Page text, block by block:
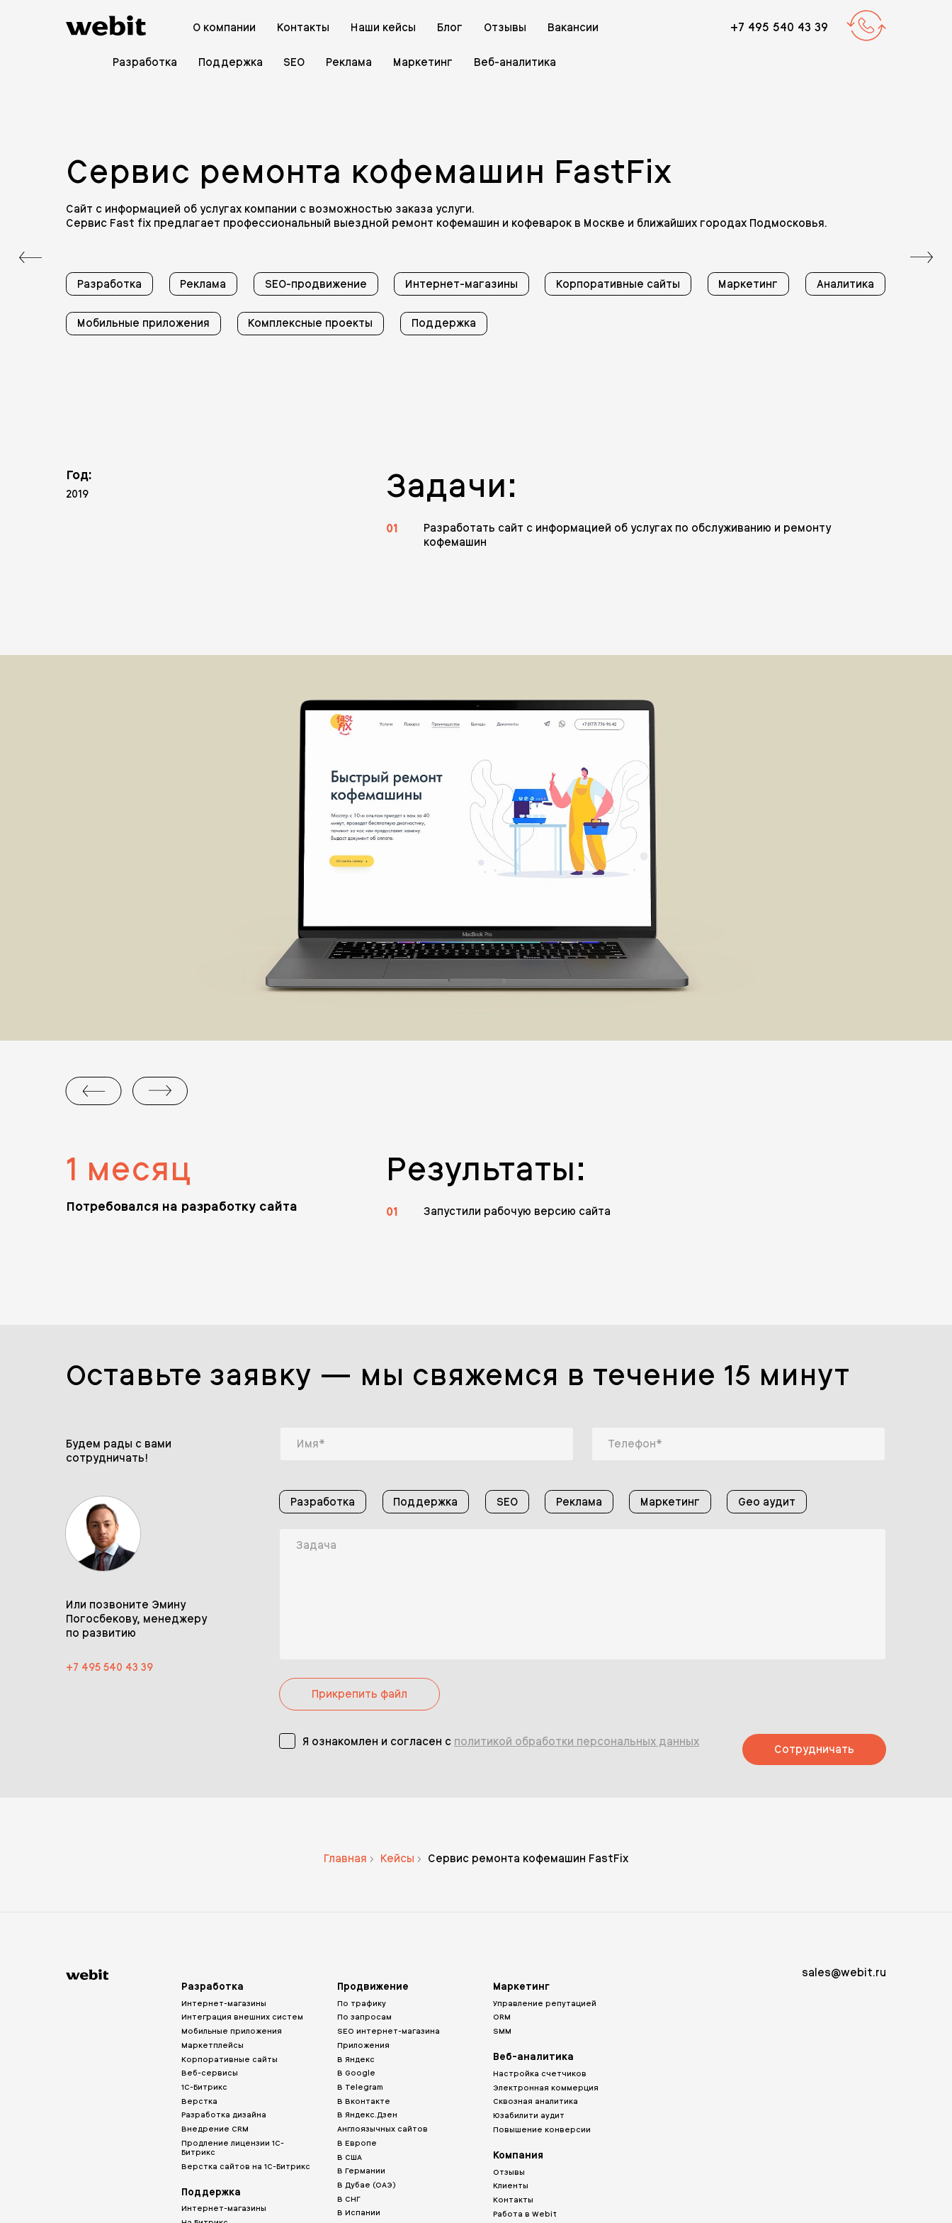
О компании Контакты Наши кейсы Блог Отзывы Вакансии +7 495 540 43 39
Разработка Поддержка SEO Реклама Маркетинг Веб-аналитика
Сервис ремонта кофемашин FastFix
Сайт с информацией об услугах компании с возможностью заказа услуги.
Сервис Fast fix предлагает профессиональный выездной ремонт кофемашин и кофеварок в Москве и ближайших городах Подмосковья.
Разработка Реклама SEO-продвижение Интернет-магазины Корпоративные сайты Маркетинг Аналитика
Мобильные приложения Комплексные проекты Поддержка
Год:
2019 Задачи:
01
Разработать сайт с информацией об услугах по обслуживанию и ремонту
кофемашин
1 месяц
Потребовался на разработку сайта
Результаты:
01 Запустили рабочую версию сайта
Оставьте заявку — мы свяжемся в течение 15 минут
Будем рады с вами
сотрудничать!
Или позвоните Эмину
Погосбекову, менеджеру
по развитию
+7 495 540 43 39
Разработка Поддержка SEO Реклама Маркетинг Geo аудит
Прикрепить файл
Я ознакомлен и согласен с политикой обработки персональных данных
Сотрудничать
Главная Кейсы Сервис ремонта кофемашин FastFix
Разработка
Интернет-магазины
Интеграция внешних систем
Мобильные приложения
Маркетплейсы
Корпоративные сайты
Веб-сервисы
1С-Битрикс
Верстка
Разработка дизайна
Внедрение CRM
Продление лицензии 1С-
Битрикс
Верстка сайтов на 1С-Битрикс
Поддержка
Интернет-магазины
Продвижение
По трафику
По запросам
SEO интернет-магазина
Приложения
В Яндекс
В Google
В Telegram
В Вконтакте
В Яндекс.Дзен
Англоязычных сайтов
В Европе
В США
В Германии
В Дубае (ОАЭ)
В СНГ
В Испании
Маркетинг
Управление репутацией
ORM
SMM
Веб-аналитика
Настройка счетчиков
Электронная коммерция
Сквозная аналитика
Юзабилити аудит
Повышение конверсии
Компания
Отзывы
Клиенты
Контакты
Работа в Webit
sales@webit.ru